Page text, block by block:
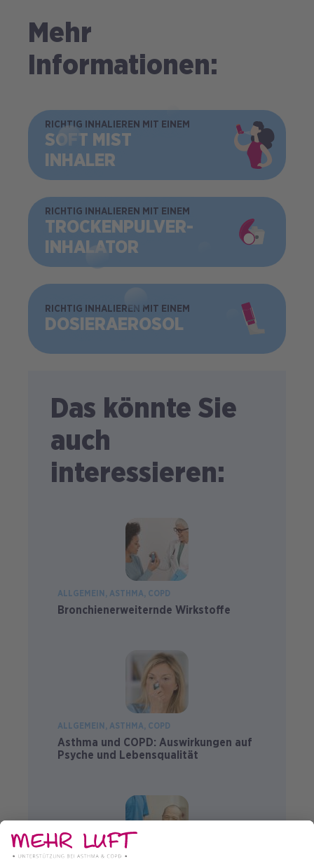
Mehr
Informationen:
BILD
RICHTIG INHALIEREN MIT EINEM
SOFT MIST
INHALER
BILD
RICHTIG INHALIEREN MIT EINEM
TROCKEN­PULVER­
INHALATOR
BILD
RICHTIG INHALIEREN MIT EINEM
DOSIER­AEROSOL
Das könnte Sie
auch
interessieren:
ALLGEMEIN ASTHMA COPD
Bronchienerweiternde Wirkstoffe
ALLGEMEIN ASTHMA COPD
Asthma und COPD: Auswirkungen auf
Psyche und Lebensqualität